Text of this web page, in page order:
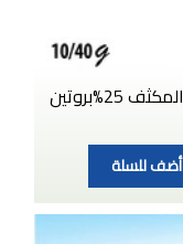
بان كيك غني بالبروتين بحشوة الحليب المكثف 25%بروتين
أضف للسلة